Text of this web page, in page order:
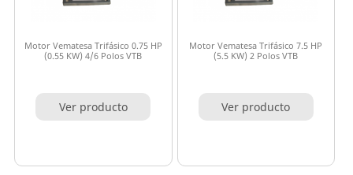
Motor Vematesa Trifásico 0.75 HP
(0.55 KW) 4/6 Polos VTB
Ver producto
Motor Vematesa Trifásico 7.5 HP
(5.5 KW) 2 Polos VTB
Ver producto